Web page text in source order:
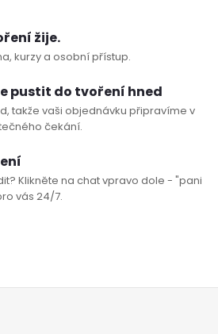
žije.
kurzy a osobní přístup.
pustit do tvoření hned
takže vaši objednávku připravíme v
čekání.
Klikněte na chat vpravo dole - "pani
vás 24/7.